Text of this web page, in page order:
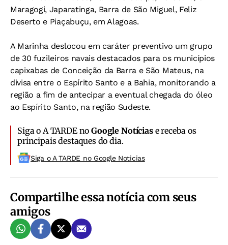
Maragogi, Japaratinga, Barra de São Miguel, Feliz
Deserto e Piaçabuçu, em Alagoas.
A Marinha deslocou em caráter preventivo um grupo
de 30 fuzileiros navais destacados para os municípios
capixabas de Conceição da Barra e São Mateus, na
divisa entre o Espírito Santo e a Bahia, monitorando a
região a fim de antecipar a eventual chegada do óleo
ao Espírito Santo, na região Sudeste.
Siga o A TARDE noGoogle Notíciase receba os
principais destaques do dia.
Siga o A TARDE no Google Noticias
Compartilhe essa notícia com seus
amigos